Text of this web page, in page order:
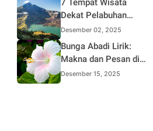
Dekat Pelabuhan
Lembar
Desember 02, 2025
Bunga Abadi Lirik:
Makna dan Pesan di
Balik Lagu Populer
Desember 15, 2025